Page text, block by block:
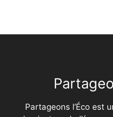
Partageons l’Éco est